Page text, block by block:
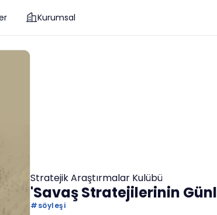
Kurumsal
Stratejik Araştırmalar Kulübü
'Savaş Stratejilerinin
#söyleşi